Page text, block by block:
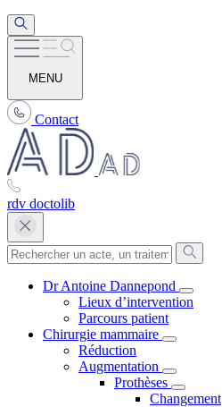
MENU
Contact
rdv doctolib
Dr Antoine Dannepond
Lieux d’intervention
Parcours patient
Chirurgie mammaire
Réduction
Augmentation
Prothèses
Changement